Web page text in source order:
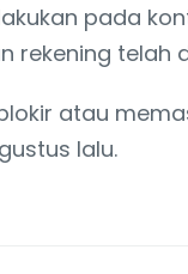
pada
telah
atau
lalu.